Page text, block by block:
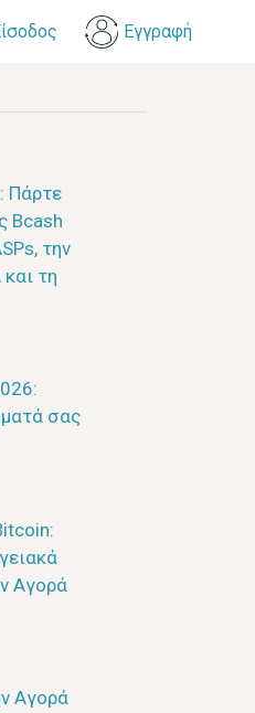
Εγγραφή
Πάρτε
Bcash
την
τη
σας
Αγορά
Αγορά